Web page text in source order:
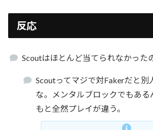
反応
Scoutはほとんど当てられなかった
Scoutってマジで対Fakerだと別
な。メンタルブロックでもある
もと全然プレイが違う。